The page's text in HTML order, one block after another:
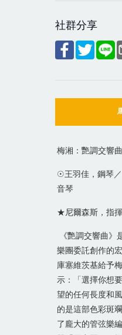
社群分享
梅湘：艷調交響曲
☉王羽佳，鋼琴
音琴
★尼爾森斯，指
《艷調交響曲》
樂團委託創作的
庫塞維茨基給予
示：「選擇你想
望的任何長度和
的是這部色彩斑
了龐大的管弦樂